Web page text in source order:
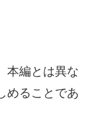
本編とは異な
めることであ